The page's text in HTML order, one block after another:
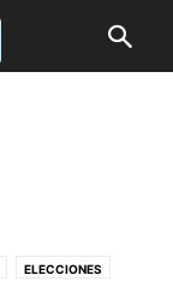
ELECCIONES